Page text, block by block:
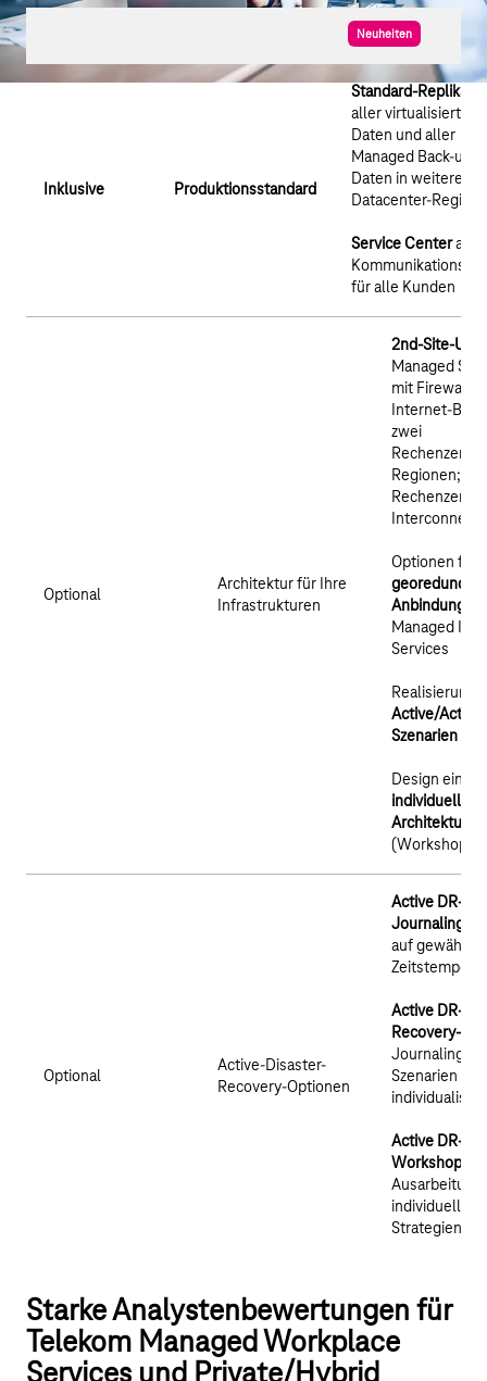
Neuheiten
Inklusive Produktionsstandard
Standard-
aller virtualisierten
Daten und aller
Managed Back-up
Daten in weitere
Datacenter-Region
Service Centerals
für alle Kunden
Optional
Architektur für Ihre
Infrastrukturen
2nd-Site-
Managed
mit Firewall
Internet-
zwei
Regionen; mit
Interconnect
Optionen für
Anbindung
Managed IT-
Services
Realisierung
Active/Active-
Szenarien
Design einer
individuellen
Architektur
(Workshop)
Optional
Active-Disaster-
Recovery-Optionen
Active DR-
Journaling:
auf
Zeitstempel
Active DR-
Recovery-
Journaling-
Szenarien
Active DR-
Workshops
Ausarbeitung
individueller
Strategien
Starke Analystenbewertungen für
Telekom Managed Workplace